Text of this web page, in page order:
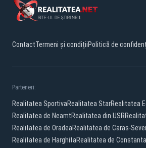
ContactTermeni și condițiiPolitică de
Parteneri:
Realitatea SportivaRealitatea StarRealitatea
Realitatea de NeamtRealitatea din USR
Realitatea de OradeaRealitatea de Caras-
Realitatea de HarghitaRealitatea de Constanta